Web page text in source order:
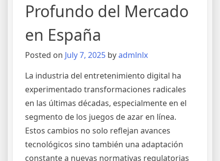
Profundo del Mercado
en España
Posted on July 7, 2025 byadmlnlx
La industria del entretenimiento digital ha
experimentado transformaciones radicales
en las últimas décadas, especialmente en el
segmento de los juegos de azar en línea.
Estos cambios no solo reflejan avances
tecnológicos sino también una adaptación
constante a nuevas normativas regulatorias